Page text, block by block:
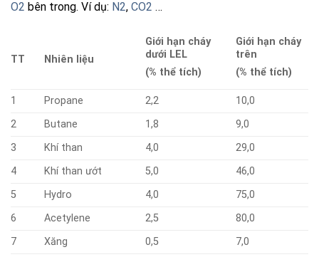
O2 bên trong. Ví dụ: N2, CO2 …
TT Nhiên liệu
Giới hạn cháy
dưới LEL
(% thể tích)
Giới hạn cháy
trên
(% thể tích)
1 Propane 2,2
10,0
2
Butane 1,8
9,0
3
Khí than 4,0
29,0
4
Khí than ướt 5,0
46,0
5
Hydro 4,0
75,0
6
Acetylene 2,5
80,0
7
Xăng 0,5 7,0